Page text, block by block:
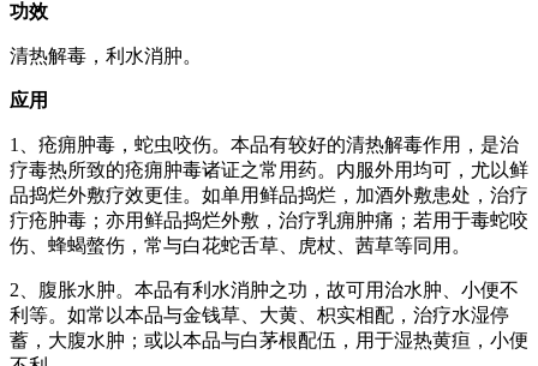
功效
清热解毒，利水消肿。
应用
1、疮痈肿毒，蛇虫咬伤。本品有较好的清热解毒作用，是治
疗毒热所致的疮痈肿毒诸证之常用药。内服外用均可，尤以鲜
品捣烂外敷疗效更佳。如单用鲜品捣烂，加酒外敷患处，治疗
疔疮肿毒；亦用鲜品捣烂外敷，治疗乳痈肿痛；若用于毒蛇咬
伤、蜂蝎螫伤，常与白花蛇舌草、虎杖、茜草等同用。
2、腹胀水肿。本品有利水消肿之功，故可用治水肿、小便不
利等。如常以本品与金钱草、大黄、枳实相配，治疗水湿停
蓄，大腹水肿；或以本品与白茅根配伍，用于湿热黄疸，小便